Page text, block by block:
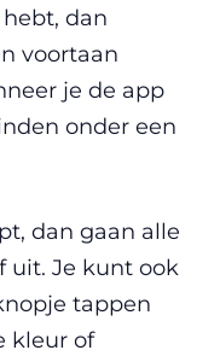
dan
voortaan
je de app
onder een
dan gaan alle
uit. Je kunt ook
tappen
kleur of